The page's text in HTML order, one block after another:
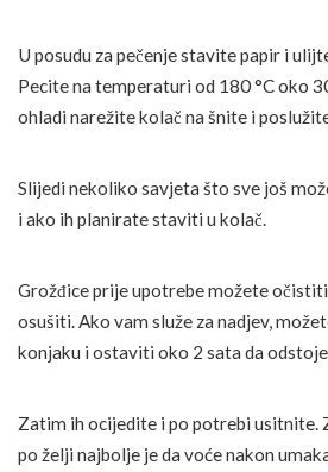
U posudu za pečenje stavite papir i
Pecite na temperaturi od 180 °C oko
ohladi narežite kolač na šnite i
Slijedi nekoliko savjeta što sve još
i ako ih planirate staviti u kolač.
Grožđice prije upotrebe možete
osušiti. Ako vam služe za nadjev,
konjaku i ostaviti oko 2 sata da
Zatim ih ocijedite i po potrebi usitnite.
po želji najbolje je da voće nakon